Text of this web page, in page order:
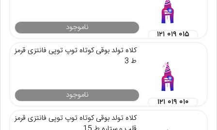
ناموجود
۱۲۱ ۰۱۹ ۰۱۵
کلاه تولد بوقی کوتاه توپ توپی فانتزی قرمز
ط 3
ناموجود
۱۲۱ ۰۱۹ ۰۱۰
کلاه تولد بوقی کوتاه توپ توپی فانتزی قرمز